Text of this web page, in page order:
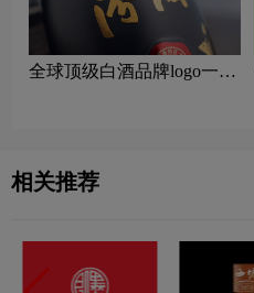
全球顶级白酒品牌logo一
相关推荐